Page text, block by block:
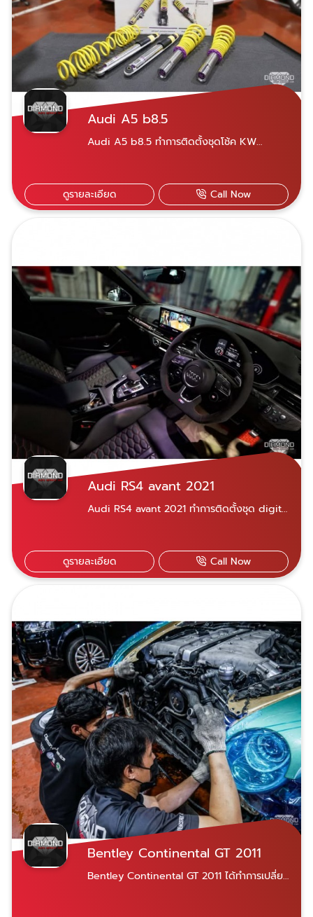
Audi A5 b8.5
Audi A5 b8.5 ทำการติดตั้งชุดโช้ค KW
ดูรายละเอียด Call Now
Audi RS4 avant 2021
Audi RS4 avant 2021 ทำการติดตั้งชุด digital
ดูรายละเอียด Call Now
Bentley Continental GT 2011
Bentley Continental GT 2011 ได้ทำการเปลี่ยน